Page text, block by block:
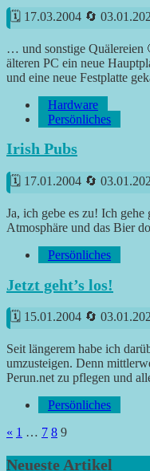
17.03.2004
… und sonstige Quälereien
älteren PC ein neue
und eine neue Festplatte
Hardware
Persönliches
Irish Pubs
17.01.2004
Ja, ich gebe es zu! Ich
Atmosphäre und das Bier
Persönliches
Jetzt geht’s los!
15.01.2004
Seit längerem habe ich
umzusteigen. Denn
Perun.net zu pflegen und
Persönliches
der
« Vorherige
1 … 7 8 9
Neueste Artikel